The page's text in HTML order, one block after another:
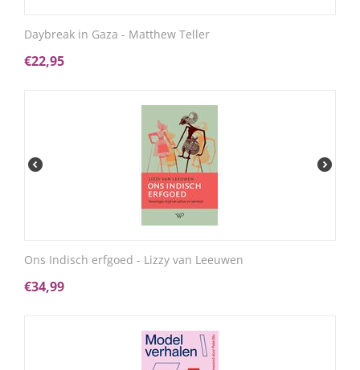
Daybreak in Gaza - Matthew Teller
€22,95
Ons Indisch erfgoed - Lizzy van Leeuwen
€34,99